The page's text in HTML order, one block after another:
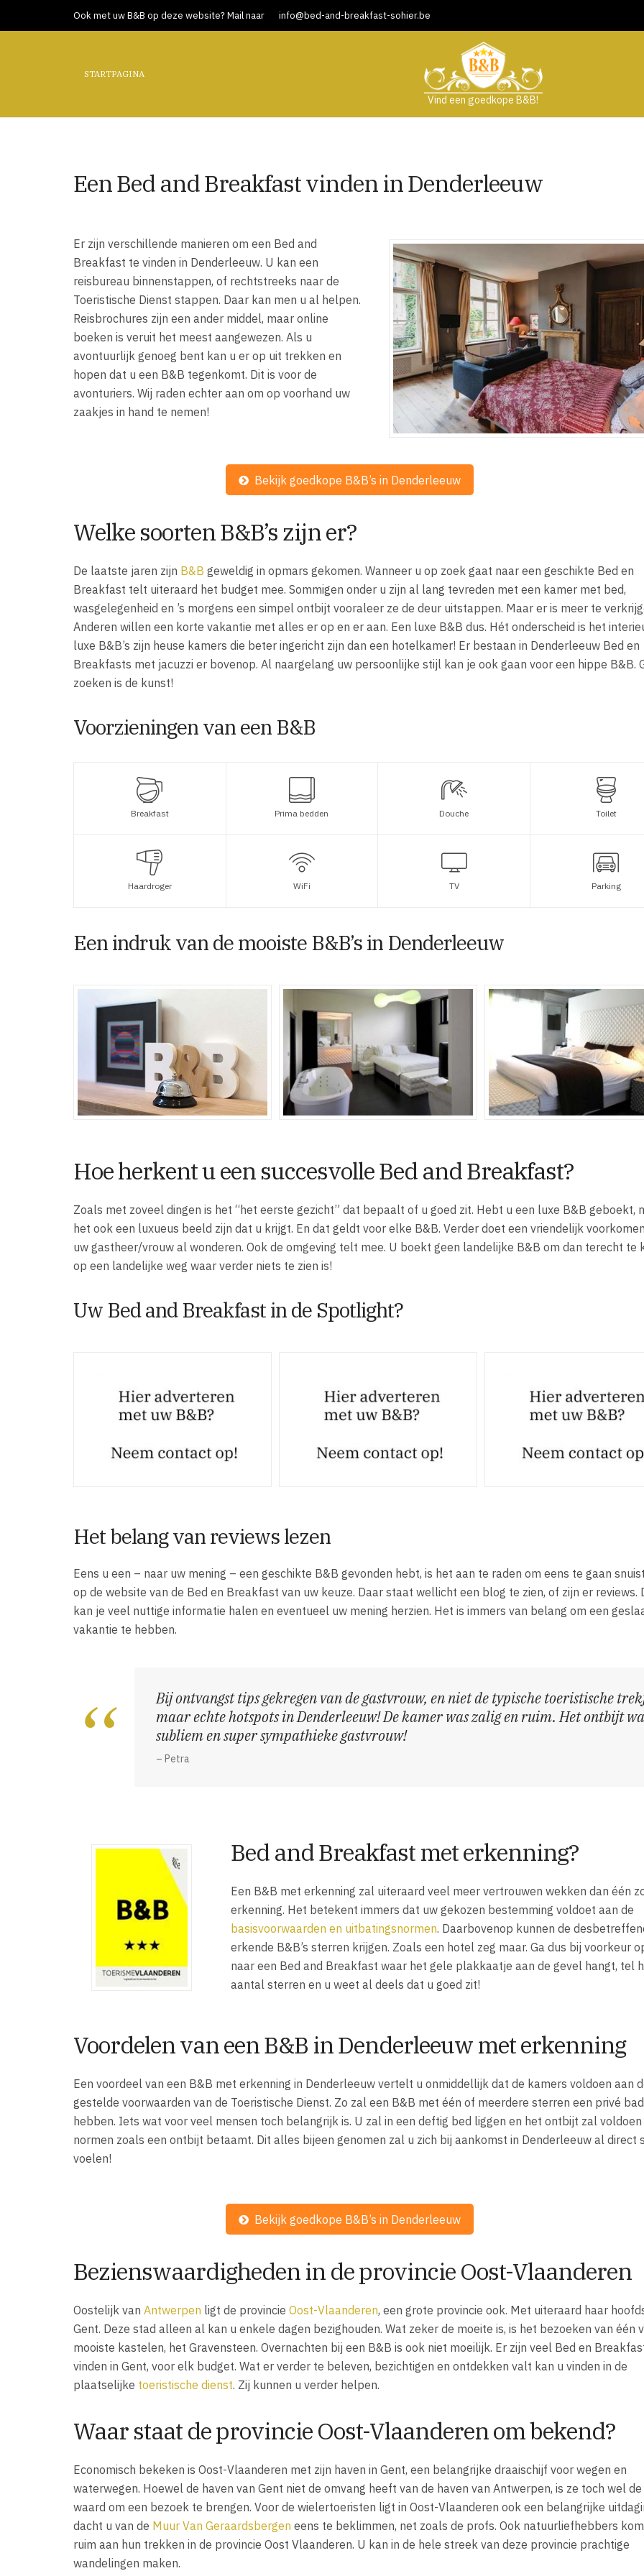
Ook met uw B&B op deze website? Mail naar info@bed-and-breakfast-sohier.be
STARTPAGINA
Vind een goedkope B&B!
Een Bed and Breakfast vinden in Denderleeuw
Er zijn verschillende manieren om een Bed and
Breakfast te vinden in Denderleeuw. U kan een
reisbureau binnenstappen, of rechtstreeks naar de
Toeristische Dienst stappen. Daar kan men u al helpen.
Reisbrochures zijn een ander middel, maar online
boeken is veruit het meest aangewezen. Als u
avontuurlijk genoeg bent kan u er op uit trekken en
hopen dat u een B&B tegenkomt. Dit is voor de
avonturiers. Wij raden echter aan om op voorhand uw
zaakjes in hand te nemen!
Bekijk goedkope B&B’s in Denderleeuw
Welke soorten B&B’s zijn er?
De laatste jaren zijn B&B geweldig in opmars gekomen. Wanneer u op zoek gaat naar een geschikte Bed en
Breakfast telt uiteraard het budget mee. Sommigen onder u zijn al lang tevreden met een kamer met bed,
wasgelegenheid en ’s morgens een simpel ontbijt vooraleer ze de deur uitstappen. Maar er is meer te
Anderen willen een korte vakantie met alles er op en er aan. Een luxe B&B dus. Hét onderscheid is het
luxe B&B’s zijn heuse kamers die beter ingericht zijn dan een hotelkamer! Er bestaan in Denderleeuw Bed en
Breakfasts met jacuzzi er bovenop. Al naargelang uw persoonlijke stijl kan je ook gaan voor een hippe B&B.
zoeken is de kunst!
Voorzieningen van een B&B
Breakfast Prima bedden Douche Toilet
Haardroger WiFi TV Parking
Een indruk van de mooiste B&B’s in Denderleeuw
Hoe herkent u een succesvolle Bed and Breakfast?
Zoals met zoveel dingen is het “het eerste gezicht” dat bepaalt of u goed zit. Hebt u een luxe B&B geboekt,
het ook een luxueus beeld zijn dat u krijgt. En dat geldt voor elke B&B. Verder doet een vriendelijk
uw gastheer/vrouw al wonderen. Ook de omgeving telt mee. U boekt geen landelijke B&B om dan terecht te
op een landelijke weg waar verder niets te zien is!
Uw Bed and Breakfast in de Spotlight?
Het belang van reviews lezen
Eens u een – naar uw mening – een geschikte B&B gevonden hebt, is het aan te raden om eens te gaan
op de website van de Bed en Breakfast van uw keuze. Daar staat wellicht een blog te zien, of zijn er reviews.
kan je veel nuttige informatie halen en eventueel uw mening herzien. Het is immers van belang om een
vakantie te hebben.
Bij ontvangst tips gekregen van de gastvrouw, en niet de typische toeristische
maar echte hotspots in Denderleeuw! De kamer was zalig en ruim. Het ontbijt
subliem en super sympathieke gastvrouw!
– Petra
Bed and Breakfast met erkenning?
Een B&B met erkenning zal uiteraard veel meer vertrouwen wekken dan één
erkenning. Het betekent immers dat uw gekozen bestemming voldoet aan de
basisvoorwaarden en uitbatingsnormen. Daarbovenop kunnen de
erkende B&B’s sterren krijgen. Zoals een hotel zeg maar. Ga dus bij voorkeur
naar een Bed and Breakfast waar het gele plakkaatje aan de gevel hangt, tel
aantal sterren en u weet al deels dat u goed zit!
Voordelen van een B&B in Denderleeuw met erkenning
Een voordeel van een B&B met erkenning in Denderleeuw vertelt u onmiddellijk dat de kamers voldoen aan
gestelde voorwaarden van de Toeristische Dienst. Zo zal een B&B met één of meerdere sterren een privé
hebben. Iets wat voor veel mensen toch belangrijk is. U zal in een deftig bed liggen en het ontbijt zal voldoen
normen zoals een ontbijt betaamt. Dit alles bijeen genomen zal u zich bij aankomst in Denderleeuw al direct
voelen!
Bekijk goedkope B&B’s in Denderleeuw
Bezienswaardigheden in de provincie Oost-Vlaanderen
Oostelijk van Antwerpen ligt de provincie Oost-Vlaanderen, een grote provincie ook. Met uiteraard haar
Gent. Deze stad alleen al kan u enkele dagen bezighouden. Wat zeker de moeite is, is het bezoeken van één
mooiste kastelen, het Gravensteen. Overnachten bij een B&B is ook niet moeilijk. Er zijn veel Bed en
vinden in Gent, voor elk budget. Wat er verder te beleven, bezichtigen en ontdekken valt kan u vinden in de
plaatselijke toeristische dienst. Zij kunnen u verder helpen.
Waar staat de provincie Oost-Vlaanderen om bekend?
Economisch bekeken is Oost-Vlaanderen met zijn haven in Gent, een belangrijke draaischijf voor wegen en
waterwegen. Hoewel de haven van Gent niet de omvang heeft van de haven van Antwerpen, is ze toch wel
waard om een bezoek te brengen. Voor de wielertoeristen ligt in Oost-Vlaanderen ook een belangrijke
dacht u van de Muur Van Geraardsbergen eens te beklimmen, net zoals de profs. Ook natuurliefhebbers
ruim aan hun trekken in de provincie Oost Vlaanderen. U kan in de hele streek van deze provincie prachtige
wandelingen maken.